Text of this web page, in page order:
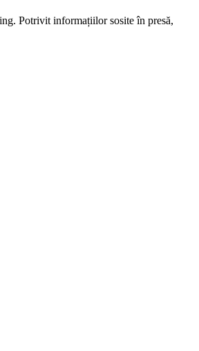
Potrivit informațiilor sosite în presă,